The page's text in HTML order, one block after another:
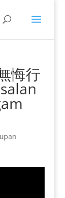
悔行